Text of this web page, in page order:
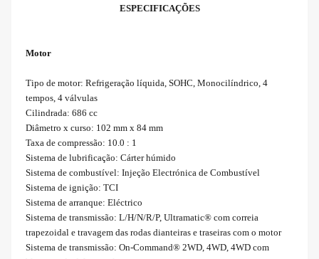
ESPECIFICAÇÕES
Motor
Tipo de motor: Refrigeração líquida, SOHC, Monocilíndrico, 4
tempos, 4 válvulas
Cilindrada: 686 cc
Diâmetro x curso: 102 mm x 84 mm
Taxa de compressão: 10.0 : 1
Sistema de lubrificação: Cárter húmido
Sistema de combustível: Injeção Electrónica de Combustível
Sistema de ignição: TCI
Sistema de arranque: Eléctrico
Sistema de transmissão: L/H/N/R/P, Ultramatic® com correia
trapezoidal e travagem das rodas dianteiras e traseiras com o motor
Sistema de transmissão: On-Command® 2WD, 4WD, 4WD com